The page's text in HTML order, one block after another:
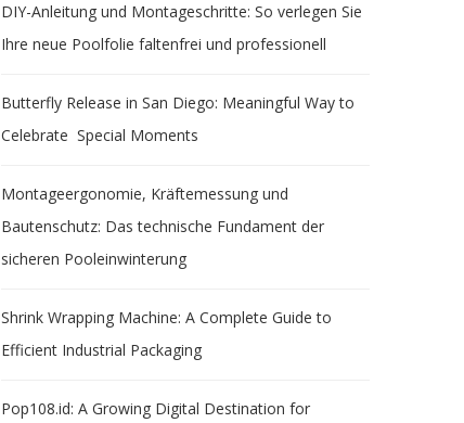
DIY-Anleitung und Montageschritte: So verlegen Sie
Ihre neue Poolfolie faltenfrei und professionell
Butterfly Release in San Diego: Meaningful Way to
Celebrate Special Moments
Montageergonomie, Kräftemessung und
Bautenschutz: Das technische Fundament der
sicheren Pooleinwinterung
Shrink Wrapping Machine: A Complete Guide to
Efficient Industrial Packaging
Pop108.id: A Growing Digital Destination for